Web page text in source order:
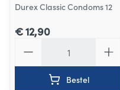
Durex Classic Condoms 12
€ 12,90
Bestel